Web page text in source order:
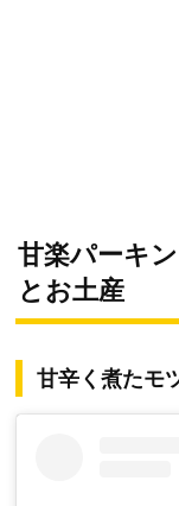
甘楽パーキ
とお土産
甘辛く煮たモ